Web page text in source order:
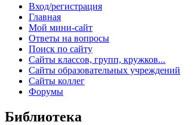
Вход/регистрация
Главная
Мой мини-сайт
Ответы на вопросы
Поиск по сайту
Сайты классов, групп, кружков...
Сайты образовательных учреждений
Сайты коллег
Форумы
Библиотека